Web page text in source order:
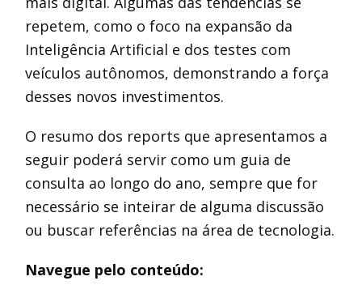
repetem, como o foco na expansão da
Inteligência Artificial e dos testes com
veículos autônomos, demonstrando a força
desses novos investimentos.
O resumo dos reports que apresentamos a
seguir poderá servir como um guia de
consulta ao longo do ano, sempre que for
necessário se inteirar de alguma discussão
ou buscar referências na área de tecnologia.
Navegue pelo conteúdo: